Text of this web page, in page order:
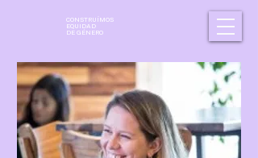
CONSTRUÍMOS
EQUIDAD
DE GÉNERO